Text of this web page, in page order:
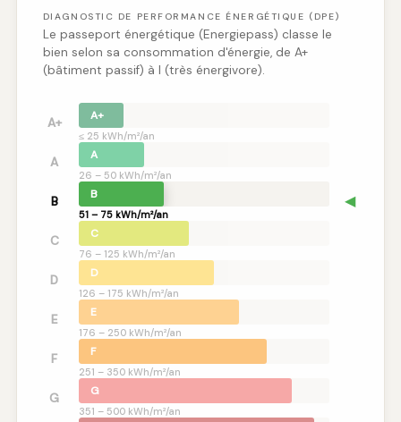
DIAGNOSTIC DE PERFORMANCE ÉNERGÉTIQUE (DPE)
Le passeport énergétique (Energiepass) classe le
bien selon sa consommation d'énergie, de A+
(bâtiment passif) à I (très énergivore).
A+ A+
≤ 25 kWh/m²/an
A A
26 – 50 kWh/m²/an
B B
51 – 75 kWh/m²/an
◀
C C
76 – 125 kWh/m²/an
D D
126 – 175 kWh/m²/an
E E
176 – 250 kWh/m²/an
F F
251 – 350 kWh/m²/an
G G
351 – 500 kWh/m²/an